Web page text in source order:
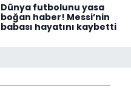
Dünya futbolunu yasa
boğan haber! Messi’nin
babası hayatını kaybetti